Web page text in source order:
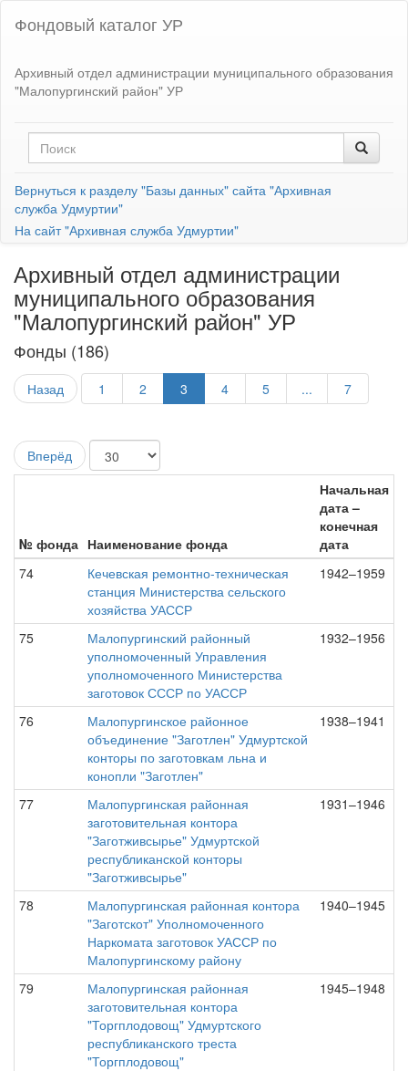
Фондовый каталог УР
Архивный отдел администрации муниципального образования
"Малопургинский район" УР
Вернуться к разделу "Базы данных" сайта "Архивная
служба Удмуртии"
На сайт "Архивная служба Удмуртии"
Архивный отдел администрации
муниципального образования
"Малопургинский район" УР
Фонды (186)
Назад 1 2 3 4 5 ... 7
Вперёд
№ фонда Наименование фонда
Начальная
дата –
конечная
дата
74
Кечевская ремонтно-техническая
станция Министерства сельского
хозяйства УАССР
1942–1959
75
Малопургинский районный
уполномоченный Управления
уполномоченного Министерства
заготовок СССР по УАССР
1932–1956
76
Малопургинское районное
объединение "Заготлен" Удмуртской
конторы по заготовкам льна и
конопли "Заготлен"
1938–1941
77
Малопургинская районная
заготовительная контора
"Заготживсырье" Удмуртской
республиканской конторы
"Заготживсырье"
1931–1946
78
Малопургинская районная контора
"Заготскот" Уполномоченного
Наркомата заготовок УАССР по
Малопургинскому району
1940–1945
79
Малопургинская районная
заготовительная контора
"Торгплодовощ" Удмуртского
республиканского треста
"Торгплодовощ"
1945–1948